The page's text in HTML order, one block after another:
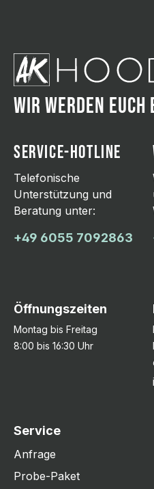
WIR WERDEN EUCH
SERVICE-HOTLINE
Telefonische
Unterstützung und
Beratung unter:
+49 6055 7092863
Öffnungszeiten
Montag bis Freitag
8:00 bis 16:30 Uhr
Service
Anfrage
Probe-Paket